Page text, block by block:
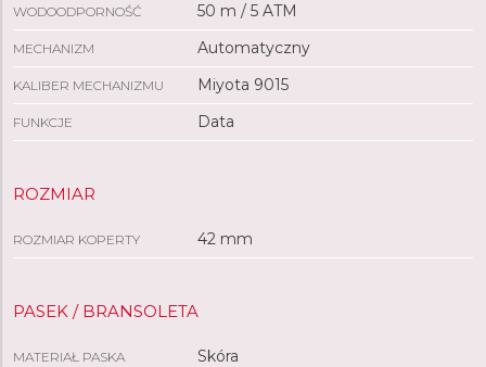
WODOODPORNOŚĆ 50 m / 5 ATM
MECHANIZM Automatyczny
KALIBER MECHANIZMU Miyota 9015
FUNKCJE Data
ROZMIAR
ROZMIAR KOPERTY 42 mm
PASEK / BRANSOLETA
MATERIAŁ PASKA Skóra